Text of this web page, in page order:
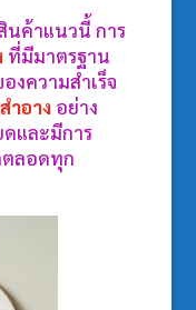
นค้าแนวนี้ การ
ที่มีมาตรฐาน
งความสำเร็จ
ำอางอย่าง
และมีการ
ลอดทุก